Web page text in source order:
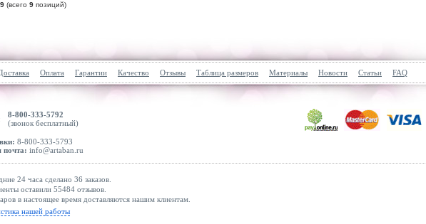
9 (всего 9 позиций)
Оплата Гарантии Качество Отзывы Таблица размеров Материалы Новости Статьи FAQ
8-800-333-5792
(звонок бесплатный)
8-800-333-5793
почта: info@artaban.ru
24 часа сделано 36 заказов.
оставили 55484 отзывов.
в настоящее время доставляются нашим клиентам.
нашей работы